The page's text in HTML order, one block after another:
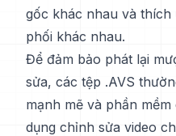
gốc khác nhau và
phối khác nhau.
Để đảm bảo phát lại
sửa, các tệp .AVS
mạnh mẽ và phần
dụng chỉnh sửa video